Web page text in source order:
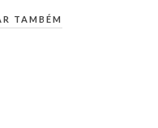
TAMBÉM